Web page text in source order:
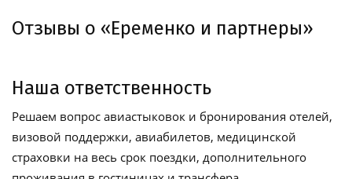
Отзывы о «Еременко и партнеры»
Наша ответственность
Решаем вопрос авиастыковок и бронирования отелей,
визовой поддержки, авиабилетов, медицинской
страховки на весь срок поездки, дополнительного